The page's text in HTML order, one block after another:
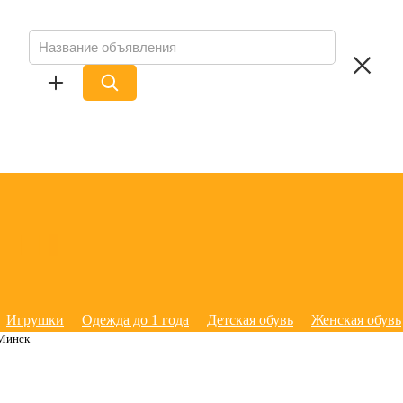
Игрушки Одежда до 1 года Детская обувь Женская обувь